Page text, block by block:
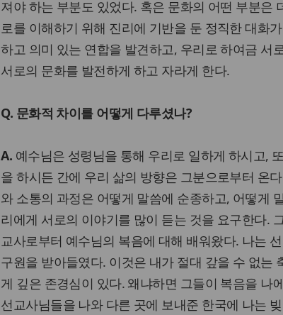
져야 하는 부분도 있었다. 혹은 문화의 어떤 부분은
로를 이해하기 위해 진리에 기반을 둔 정직한 대화
하고 의미 있는 연합을 발견하고, 우리로 하여금 서
서로의 문화를 발전하게 하고 자라게 한다.
Q. 문화적 차이를 어떻게 다루셨나?
A. 예수님은 성령님을 통해 우리로 일하게 하시고,
을 하시든 간에 우리 삶의 방향은 그분으로부터 온
와 소통의 과정은 어떻게 말씀에 순종하고, 어떻게
리에게 서로의 이야기를 많이 듣는 것을 요구한다.
교사로부터 예수님의 복음에 대해 배워왔다. 나는
구원을 받아들였다. 이것은 내가 절대 갚을 수 없는
게 깊은 존경심이 있다. 왜냐하면 그들이 복음을 나
선교사님들을 나와 다른 곳에 보내준 한국에 나는